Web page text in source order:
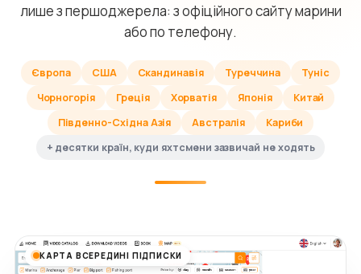
лише з першоджерела: з офіційного сайту марини
або по телефону.
Європа США Скандинавія Туреччина
Туніс
Чорногорія
Греція Хорватія Японія
Китай
Південно-Східна Азія
Австралія
Кариби
+ десятки країн, куди яхтсмени зазвичай не ходять
КАРТА ВСЕРЕДИНІ ПІДПИСКИ